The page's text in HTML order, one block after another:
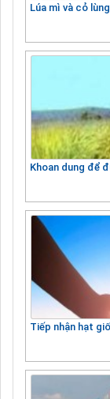
Lúa mì và cỏ lùng
Khoan dung để
Tiếp nhận hạt